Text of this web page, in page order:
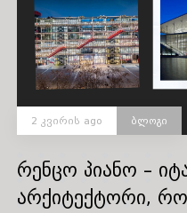
2 კვირის ago ბლოგი
რენცო პიანო –
არქიტექტორი,